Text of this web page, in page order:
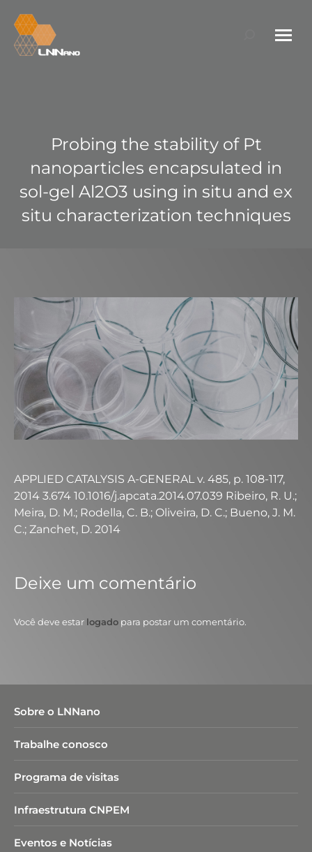
Search:
Probing the stability of Pt
nanoparticles encapsulated in
sol-gel Al2O3 using in situ and ex
situ characterization techniques
APPLIED CATALYSIS A-GENERAL v. 485, p. 108-117,
2014 3.674 10.1016/j.apcata.2014.07.039 Ribeiro, R. U.;
Meira, D. M.; Rodella, C. B.; Oliveira, D. C.; Bueno, J. M.
C.; Zanchet, D. 2014
Deixe um comentário
Você deve estar logado para postar um comentário.
Sobre o LNNano
Trabalhe conosco
Programa de visitas
Infraestrutura CNPEM
Eventos e Notícias